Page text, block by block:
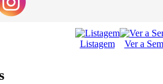
Listagem Ver a